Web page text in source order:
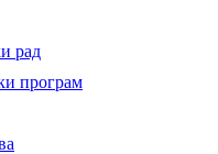
рад
програм